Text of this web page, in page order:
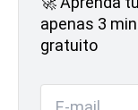
apenas 3
gratuito